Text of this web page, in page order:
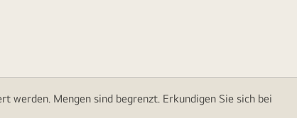
werden. Mengen sind begrenzt. Erkundigen Sie sich bei